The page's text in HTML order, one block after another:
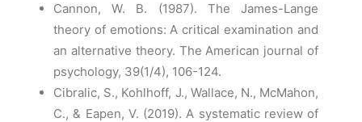
Cannon, W. B. (1987). The James-Lange
theory of emotions: A critical examination and
an alternative theory. The American journal of
psychology, 39(1/4), 106-124.
Cibralic, S., Kohlhoff, J., Wallace, N., McMahon,
C., & Eapen, V. (2019). A systematic review of